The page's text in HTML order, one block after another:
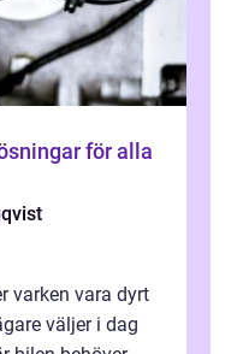
för alla
varken vara dyrt
väljer i dag